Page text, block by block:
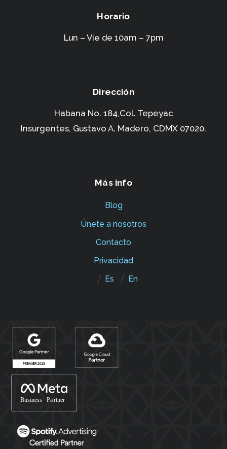
Horario
Lun – Vie de 10am – 7pm
Dirección
Habana No. 184,Col. Tepeyac
Insurgentes, Gustavo A. Madero, CDMX 07020.
Más info
Blog
Únete a nosotros
Contacto
Privacidad
Es
En